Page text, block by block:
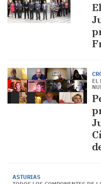
EL
ASTURIAS